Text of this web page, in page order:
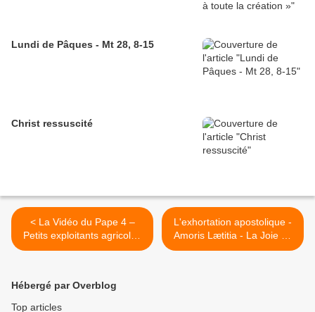
Lundi de Pâques - Mt 28, 8-15
Christ ressuscité
< La Vidéo du Pape 4 –
Petits exploitants agricoles
– Avril 2016.
L'exhortation apostolique -
Amoris Lætitia - La Joie de
l'Amour >
Hébergé par Overblog
Top articles